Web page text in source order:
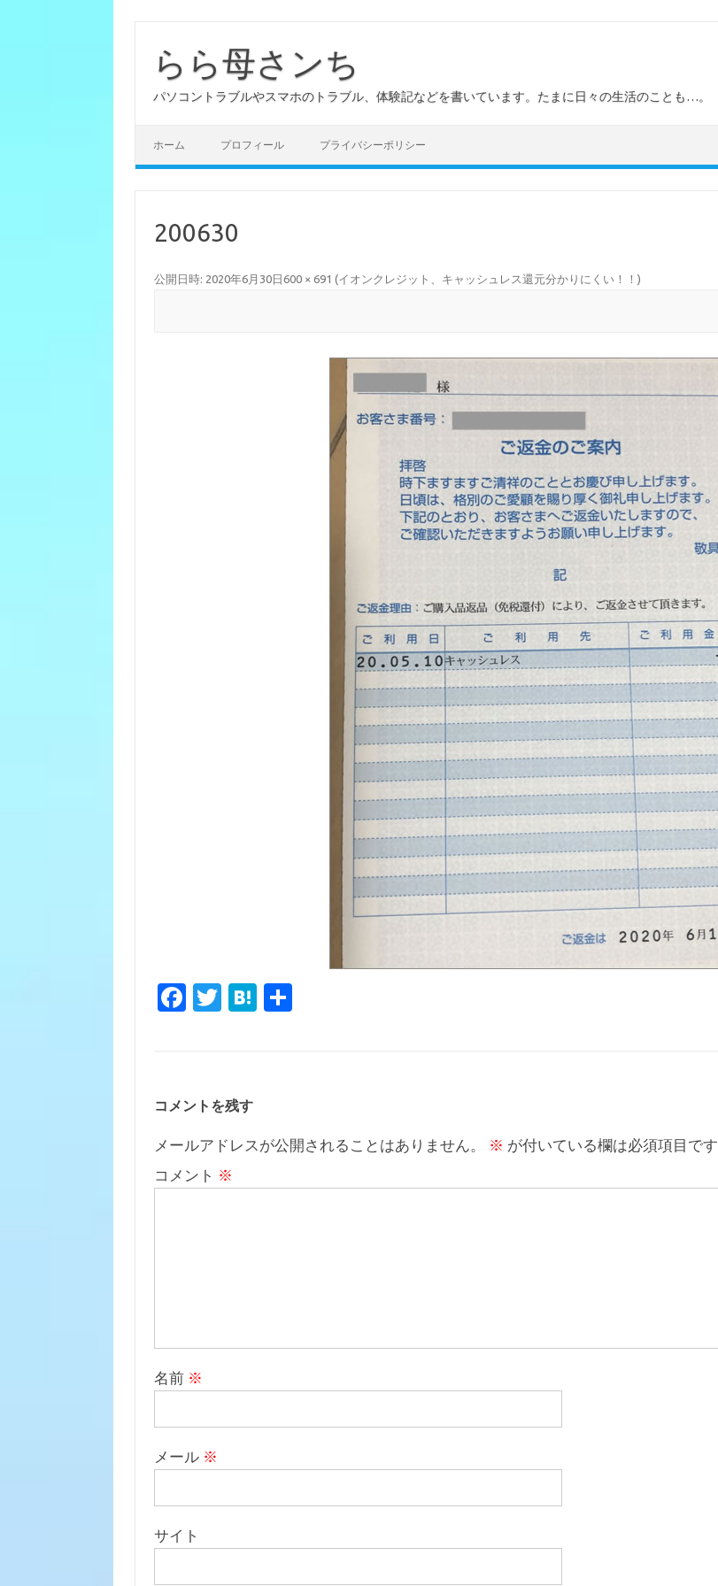
らら母さンち
パソコントラブルやスマホのトラブル、体験記などを書いています。たまに日々の生活のことも…。
ホーム プロフィール プライバシーポリシー
200630
公開日時: 2020年6月30日 600 × 691 (イオンクレジット、キャッシュレス還元分かりにくい！！ )
Fa
o
o
k
T
r
H
コメントを残す
メールアドレスが公開されることはありません。 ※ が付いている欄は必須項目です
コメント ※
名前 ※
メール ※
サイト